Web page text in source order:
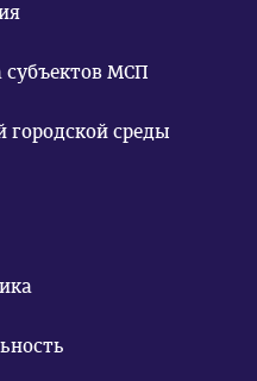
МСП
городской среды